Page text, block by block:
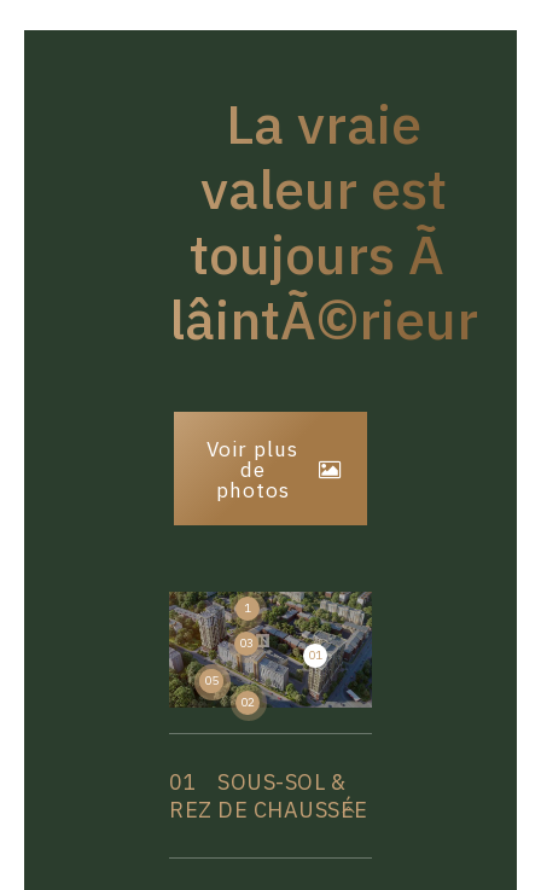
La vraie
valeur est
toujours Ã
lâintÃ©rieur
Voir plus
de
photos
01
1
02
03
04
05
01
SOUS-SOL &
REZ DE CHAUSSÉE